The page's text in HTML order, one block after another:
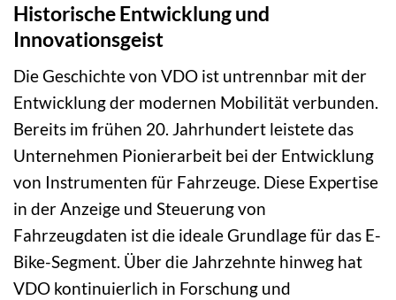
Historische Entwicklung und
Innovationsgeist
Die Geschichte von VDO ist untrennbar mit der
Entwicklung der modernen Mobilität verbunden.
Bereits im frühen 20. Jahrhundert leistete das
Unternehmen Pionierarbeit bei der Entwicklung
von Instrumenten für Fahrzeuge. Diese Expertise
in der Anzeige und Steuerung von
Fahrzeugdaten ist die ideale Grundlage für das E-
Bike-Segment. Über die Jahrzehnte hinweg hat
VDO kontinuierlich in Forschung und